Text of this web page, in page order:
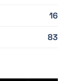
16
83